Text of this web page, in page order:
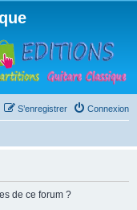
Connexion
S’enregistrer
de ce forum ?